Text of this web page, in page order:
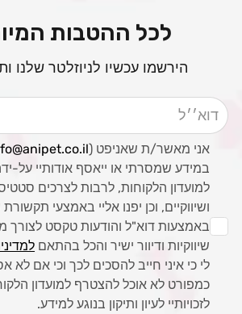
לכל ההטבות
הירשמו עכשיו לניוזלטר שלנו
דוא׳׳ל
אני מאשר/ת שאניפט (
במידע שמסרתי או ייאסף אודותיי על-
למועדון הלקוחות, לרבות לצרכים
ושיווקיים, וכן יפנו אליי באמצעי
באמצעות דוא"ל והודעות טקסט לצורך
שיווקיות ודיוור ישיר והכל בהתאם
לי כי איני חייב להסכים לכך וכי אם לא
כמפורט לא אוכל להצטרף למועדון
לזכויותיי לעיון ותיקון בנוגע למידע.